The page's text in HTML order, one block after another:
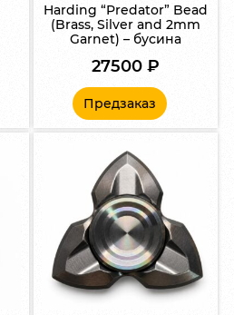
Harding “Predator” Bead
(Brass, Silver and 2mm
Garnet) – бусина
27500 ₽
Предзаказ